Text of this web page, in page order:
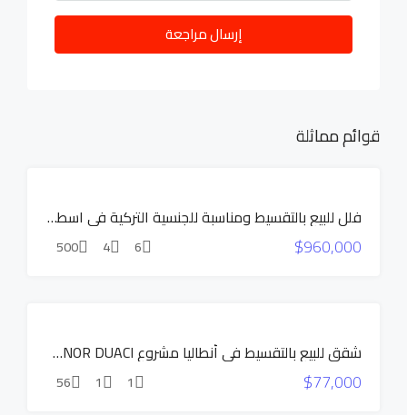
إرسال مراجعة
قوائم مماثلة
المخفض
فلل للبيع بالتقسيط ومناسبة للجنسية التركية في اسطنبول بيوك تشكمجة
$960,000
6
4
500
شقق
شقق للبيع بالتقسيط في أنطاليا مشروع MANOR DUACI
$77,000
1
1
56